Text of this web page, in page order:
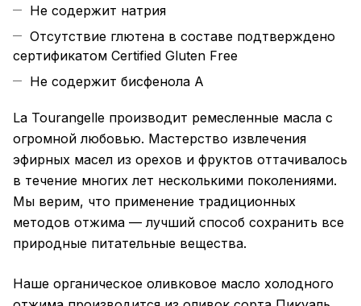
Не содержит натрия
Отсутствие глютена в составе подтверждено
сертификатом Certified Gluten Free
Не содержит бисфенола А
La Tourangelle производит ремесленные масла с
огромной любовью. Мастерство извлечения
эфирных масел из орехов и фруктов оттачивалось
в течение многих лет несколькими поколениями.
Мы верим, что применение традиционных
методов отжима — лучший способ сохранить все
природные питательные вещества.
Наше органическое оливковое масло холодного